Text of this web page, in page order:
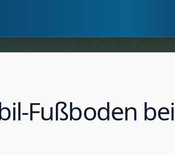
Fußboden